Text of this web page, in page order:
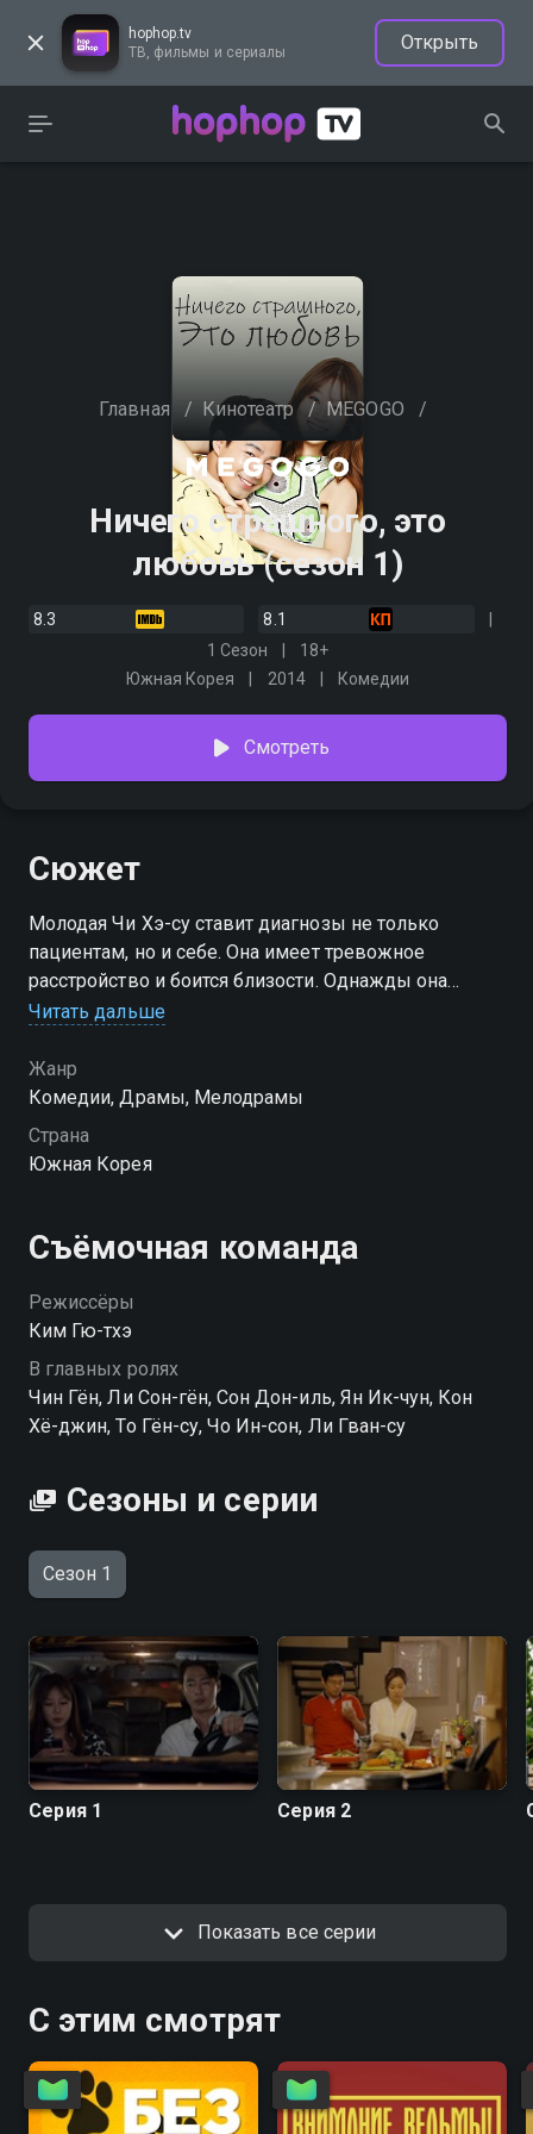
hophop.tv
ТВ, фильмы и сериалы
Открыть
Главная / Кинотеатр / MEGOGO /
Ничего страшного, это
любовь (сезон 1)
8.3
8.1
1 Сезон
18+
Южная Корея
2014 Комедии
Смотреть
Сюжет
Молодая Чи Хэ-су ставит диагнозы не только
пациентам, но и себе. Она имеет тревожное
расстройство и боится близости. Однажды она
участвует в шоу на телевидении с радиоведущим
компульсивного расстройства. Мужчина ей не
понравился, но героиня заинтересовала его.
Посмотреть онлайн 1 сезон сериала Ничего
страшного, это любовь вы можете совершенно
Читать дальше
Жанр
Комедии, Драмы, Мелодрамы
Страна
Южная Корея
Съёмочная команда
Режиссёры
Ким Гю-тхэ
В главных ролях
Чин Гён, Ли Сон-гён, Сон Дон-иль, Ян Ик-чун, Кон
Хё-джин, То Гён-су, Чо Ин-сон, Ли Гван-су
Сезоны и серии
Сезон 1
Серия 1 Серия 2
Показать все серии
С этим смотрят